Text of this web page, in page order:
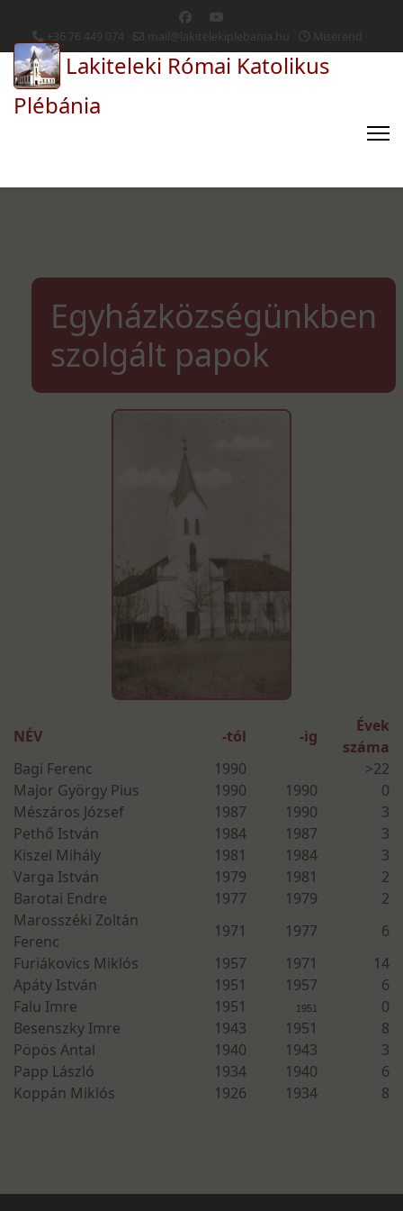
+36 76 449 074 mail@lakitelekiplebania.hu Miserend
Lakiteleki Római Katolikus
Plébánia
Egyházközségünkben
szolgált papok
NÉV -tól -ig
Évek
száma
Bagi Ferenc
1990
>22
Major György Pius
1990 1990
0
Mészáros József
1987 1990
3
Pethő István
1984 1987
3
Kiszel Mihály
1981 1984
3
Varga István
1979 1981
2
Barotai Endre
1977 1979
2
Marosszéki Zoltán
Ferenc
1971 1977
6
Furiákovics Miklós
1957 1971
14
Apáty István
1951 1957
6
Falu Imre
1951 1951
0
Besenszky Imre
1943 1951
8
Pöpös Antal
1940 1943
3
Papp László
1934 1940
6
Koppán Miklós
1926 1934 8